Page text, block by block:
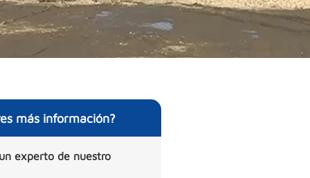
más información?
experto de nuestro